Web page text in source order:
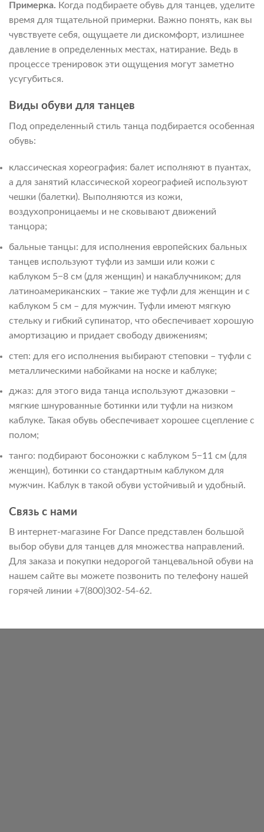
Примерка. Когда подбираете обувь для танцев, уделите
время для тщательной примерки. Важно понять, как вы
чувствуете себя, ощущаете ли дискомфорт, излишнее
давление в определенных местах, натирание. Ведь в
процессе тренировок эти ощущения могут заметно
усугубиться.
Виды обуви для танцев
Под определенный стиль танца подбирается особенная
обувь:
классическая хореография: балет исполняют в пуантах,
а для занятий классической хореографией используют
чешки (балетки). Выполняются из кожи,
воздухопроницаемы и не сковывают движений
танцора;
бальные танцы: для исполнения европейских бальных
танцев используют туфли из замши или кожи с
каблуком 5−8 см (для женщин) и накаблучником; для
латиноамериканских – такие же туфли для женщин и с
каблуком 5 см – для мужчин. Туфли имеют мягкую
стельку и гибкий супинатор, что обеспечивает хорошую
амортизацию и придает свободу движениям;
степ: для его исполнения выбирают степовки – туфли с
металлическими набойками на носке и каблуке;
джаз: для этого вида танца используют джазовки –
мягкие шнурованные ботинки или туфли на низком
каблуке. Такая обувь обеспечивает хорошее сцепление с
полом;
танго: подбирают босоножки с каблуком 5−11 см (для
женщин), ботинки со стандартным каблуком для
мужчин. Каблук в такой обуви устойчивый и удобный.
Связь с нами
В интернет-магазине For Dance представлен большой
выбор обуви для танцев для множества направлений.
Для заказа и покупки недорогой танцевальной обуви на
нашем сайте вы можете позвонить по телефону нашей
горячей линии +7(800)302-54-62.